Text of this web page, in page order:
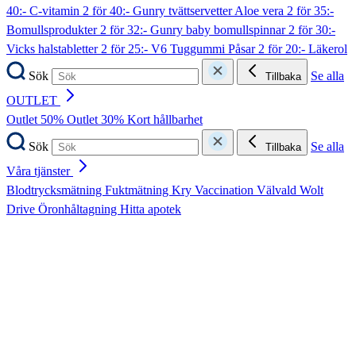
40:- C-vitamin 2 för 40:- Gunry tvättservetter Aloe vera 2 för 35:-
Bomullsprodukter2 för 32:- Gunry baby bomullspinnar2 för 30:-
Vicks halstabletter2 för 25:- V6 Tuggummi Påsar2 för 20:- Läkerol
Sök
Tillbaka
Se alla
OUTLET
Outlet 50% Outlet 30% Kort hållbarhet
Sök
Tillbaka
Se alla
Våra tjänster
Blodtrycksmätning Fuktmätning Kry Vaccination Välvald Wolt
Drive Öronhåltagning Hitta apotek